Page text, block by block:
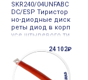
SKR240/04UNFABC
DC/ESP Тиристор
но-диодные диск
реты диод в корп
усе штыревого ти
24 102₽